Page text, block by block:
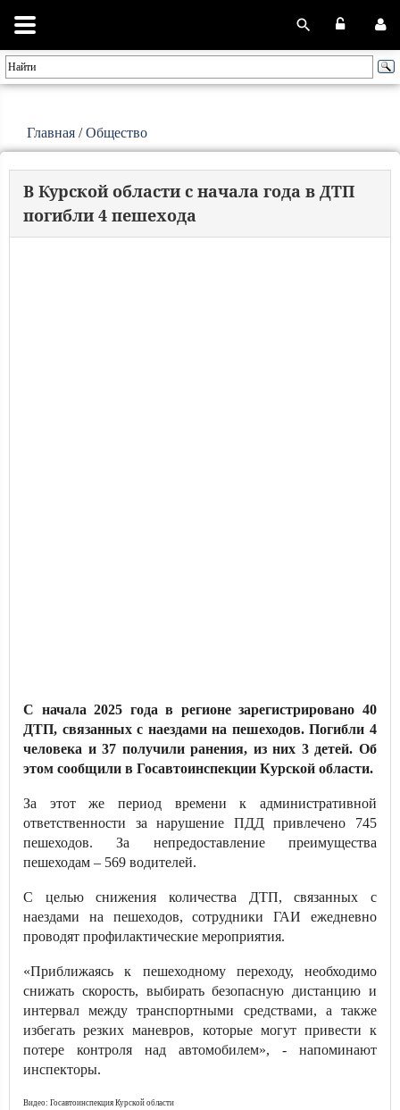
Главная /Общество
В Курской области с начала года в ДТП
погибли 4 пешехода
С начала 2025 года в регионе зарегистрировано 40
ДТП, связанных с наездами на пешеходов. Погибли 4
человека и 37 получили ранения, из них 3 детей. Об
этом сообщили в Госавтоинспекции Курской области.
За этот же период времени к административной
ответственности за нарушение ПДД привлечено 745
пешеходов. За непредоставление преимущества
пешеходам – 569 водителей.
С целью снижения количества ДТП, связанных с
наездами на пешеходов, сотрудники ГАИ ежедневно
проводят профилактические мероприятия.
«Приближаясь к пешеходному переходу, необходимо
снижать скорость, выбирать безопасную дистанцию и
интервал между транспортными средствами, а также
избегать резких маневров, которые могут привести к
потере контроля над автомобилем», - напоминают
инспекторы.
Видео: Госавтоинспекция Курской области